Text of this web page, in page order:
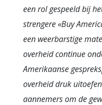
een rol gespeeld bij
strengere «Buy
een weerbarstige
overheid continue
Amerikaanse
overheid druk
aannemers om de